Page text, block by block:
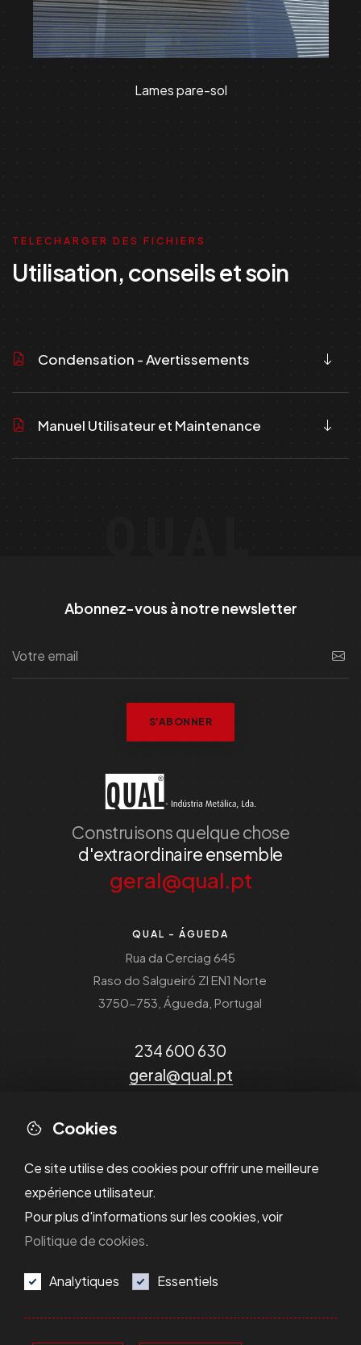
Lames pare-sol
TELECHARGER DES FICHIERS
Utilisation, conseils et soin
Condensation - Avertissements
Manuel Utilisateur et Maintenance
Cookies
Ce site utilise des cookies pour offrir une meilleure
expérience utilisateur.
Pour plus d'informations sur les cookies, voir
Politique de cookies.
Analytiques Essentiels
Abonnez-vous à notre newsletter
S'ABONNER
Construisons quelque chose
d'extraordinaire ensemble
geral@qual.pt
QUAL - ÁGUEDA
Rua da Cerciag 645
Raso do Salgueiró ZI EN1 Norte
3750-753, Águeda, Portugal
234 600 630
geral@qual.pt